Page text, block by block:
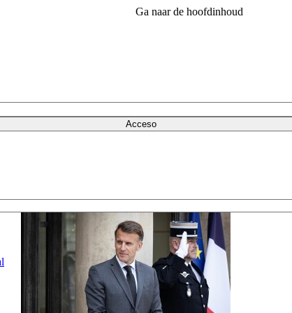
Ga naar de hoofdinhoud
Acceso